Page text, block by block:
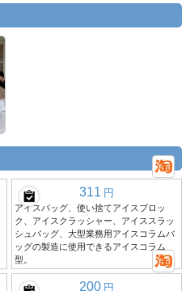
311 円
アイスバッグ、使い捨てアイスブロッ
ク、アイスクラッシャー、アイススラッ
シュバッグ、大型業務用アイスコラムバ
ッグの製造に使用できるアイスコラム
型。
200 円